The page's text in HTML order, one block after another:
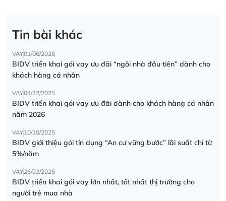
Tin bài khác
VAY01/06/2026
BIDV triển khai gói vay ưu đãi “ngôi nhà đầu tiên” dành cho
khách hàng cá nhân
VAY04/12/2025
BIDV triển khai gói vay ưu đãi dành cho khách hàng cá nhân
năm 2026
VAY10/10/2025
BIDV giới thiệu gói tín dụng “An cư vững bước” lãi suất chỉ từ
5%/năm
VAY26/03/2025
BIDV triển khai gói vay lớn nhất, tốt nhất thị trường cho
người trẻ mua nhà